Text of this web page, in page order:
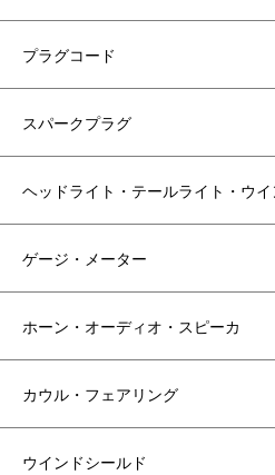
プラグコード
スパークプラグ
ヘッドライト・テールライト・ウ
ゲージ・メーター
ホーン・オーディオ・スピーカ
カウル・フェアリング
ウインドシールド